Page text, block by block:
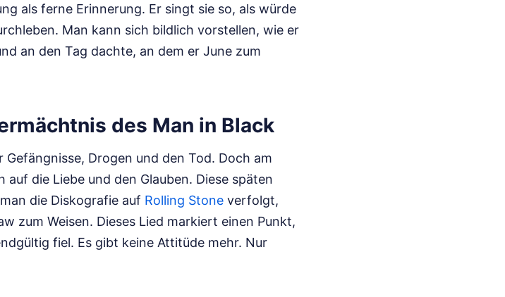
als ferne Erinnerung. Er singt sie so, als würde
Man kann sich bildlich vorstellen, wie er
an den Tag dachte, an dem er June zum
des Man in Black
Gefängnisse, Drogen und den Tod. Doch am
die Liebe und den Glauben. Diese späten
die Diskografie auf Rolling Stone verfolgt,
zum Weisen. Dieses Lied markiert einen Punkt,
fiel. Es gibt keine Attitüde mehr. Nur